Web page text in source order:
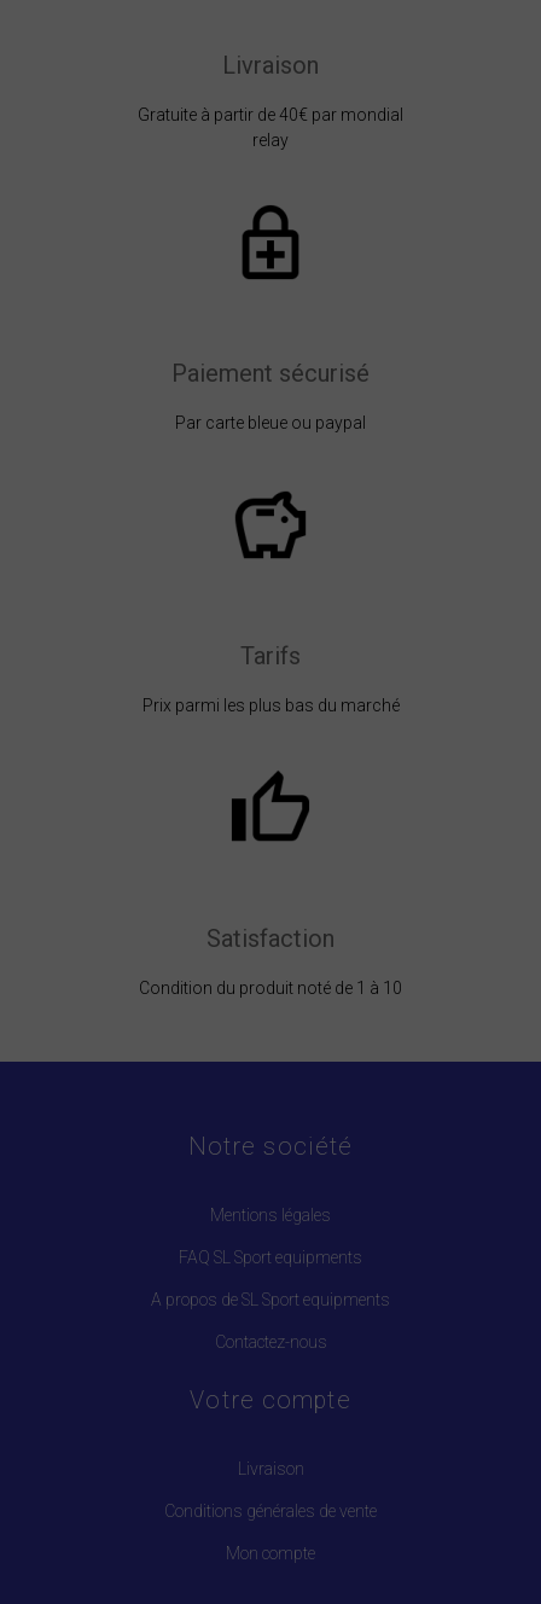
Livraison
Gratuite à partir de 40€ par mondial
relay
Paiement sécurisé
Par carte bleue ou paypal
Tarifs
Prix parmi les plus bas du marché
Satisfaction
Condition du produit noté de 1 à 10
Notre société
Mentions légales
FAQ SL Sport equipments
A propos de SL Sport equipments
Contactez-nous
Votre compte
Livraison
Conditions générales de vente
Mon compte